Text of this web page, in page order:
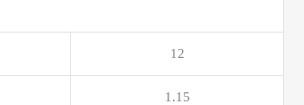
12
1.15